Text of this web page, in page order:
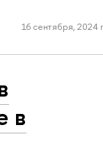
16 сентября, 2024
в